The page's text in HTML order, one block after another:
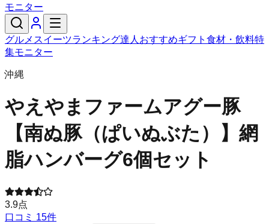
モニター
グルメ スイーツランキング達人おすすめギフト 食材・飲料特
集モニター
沖縄
やえやまファームアグー豚
【南ぬ豚（ぱいぬぶた）】網
脂ハンバーグ6個セット
3.9点
口コミ 15件